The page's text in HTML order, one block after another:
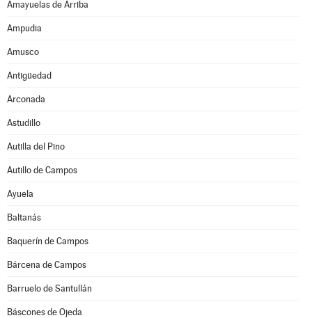
Amayuelas de Arriba
Ampudia
Amusco
Antigüedad
Arconada
Astudillo
Autilla del Pino
Autillo de Campos
Ayuela
Baltanás
Baquerín de Campos
Bárcena de Campos
Barruelo de Santullán
Báscones de Ojeda